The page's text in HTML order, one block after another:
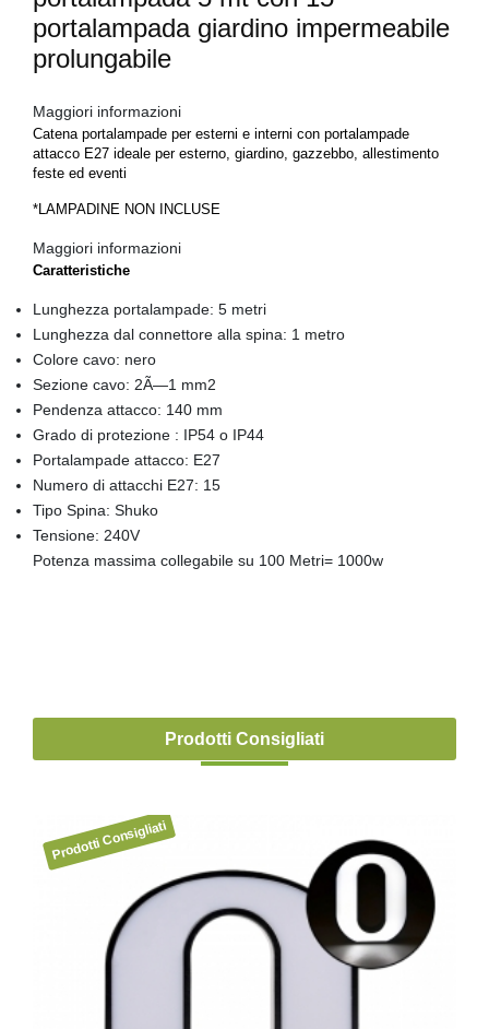
portalampada giardino impermeabile
prolungabile
Maggiori informazioni
Catena portalampade per esterni e interni con portalampade
attacco E27 ideale per esterno, giardino, gazzebbo, allestimento
feste ed eventi
*LAMPADINE NON INCLUSE
Maggiori informazioni
Caratteristiche
Lunghezza portalampade: 5 metri
Lunghezza dal connettore alla spina: 1 metro
Colore cavo: nero
Sezione cavo: 2Ã—1 mm2
Pendenza attacco: 140 mm
Grado di protezione : IP54 o IP44
Portalampade attacco: E27
Numero di attacchi E27: 15
Tipo Spina: Shuko
Tensione: 240V
Potenza massima collegabile su 100 Metri= 1000w
Prodotti Consigliati